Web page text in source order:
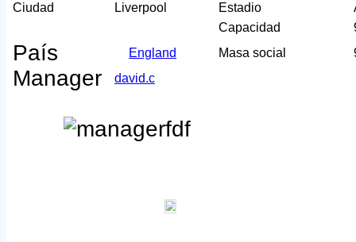
Ciudad
Liverpool Estadio
Capacidad
País England Masa social
Manager david.c